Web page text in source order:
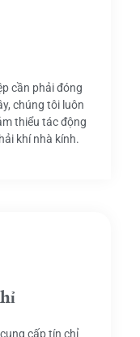
cần phải đóng
chúng tôi luôn
thiểu tác động
khí nhà kính.
cấp tín chỉ